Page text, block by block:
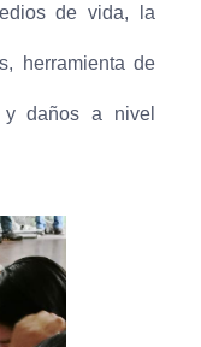
de vida, la
herramienta de
y daños a nivel